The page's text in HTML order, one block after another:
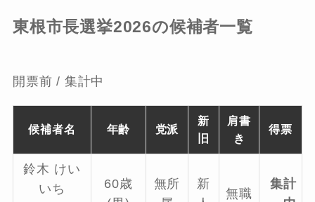
東根市長選挙2026の候補者一覧
開票前 / 集計中
候補者名 年齢 党派
新
旧
肩書
き
得票
鈴木 けい
いち
60歳
無所
新
無職
集計